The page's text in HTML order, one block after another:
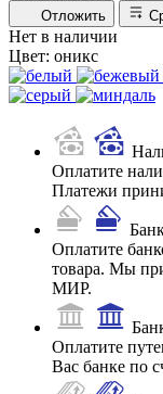
Отложить
Нет в наличии
Цвет: оникс
Оплатите
Платежи
Оплатите
товара. Мы
МИР.
Оплатите
Вас банке по